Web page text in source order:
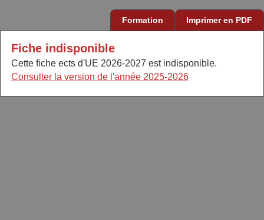
Formation Imprimer en PDF
Fiche indisponible
Cette fiche ects d'UE 2026-2027 est indisponible.
Consulter la version de l'année 2025-2026